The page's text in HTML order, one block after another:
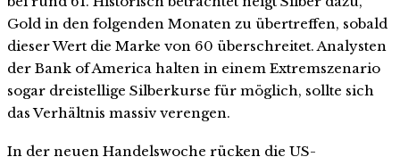
Gold in den folgenden Monaten zu übertreffen, sobald
dieser Wert die Marke von 60 überschreitet. Analysten
der Bank of America halten in einem Extremszenario
sogar dreistellige Silberkurse für möglich, sollte sich
das Verhältnis massiv verengen.
In der neuen Handelswoche rücken die US-